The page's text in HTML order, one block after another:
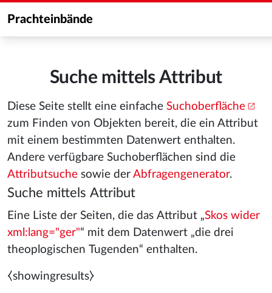
Prachteinbände
Suche mittels Attribut
Diese Seite stellt eine einfache Suchoberfläche
zum Finden von Objekten bereit, die ein Attribut
mit einem bestimmten Datenwert enthalten.
Andere verfügbare Suchoberflächen sind die
Attributsuche sowie der Abfragengenerator.
Suche mittels Attribut
Eine Liste der Seiten, die das Attribut „Skos wider
xml:lang="ger"“ mit dem Datenwert „die drei
theoplogischen Tugenden“ enthalten.
⧼showingresults⧽